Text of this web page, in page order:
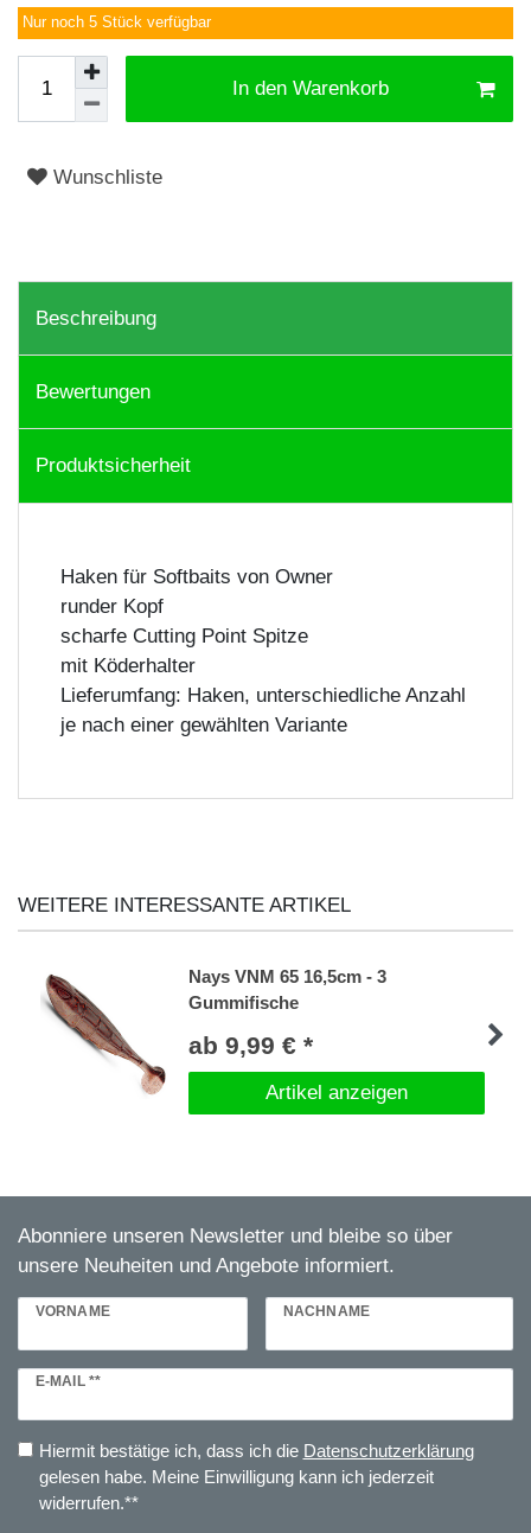
Nur noch 5 Stück verfügbar
In den Warenkorb
Wunschliste
Beschreibung
Bewertungen
Produktsicherheit
Haken für Softbaits von Owner
runder Kopf
scharfe Cutting Point Spitze
mit Köderhalter
Lieferumfang: Haken, unterschiedliche Anzahl
je nach einer gewählten Variante
WEITERE INTERESSANTE ARTIKEL
Nays VNM 65 16,5cm - 3
Gummifische
ab 9,99 € *
Artikel anzeigen
Abonniere unseren Newsletter und bleibe so über
unsere Neuheiten und Angebote informiert.
VORNAME NACHNAME
E-MAIL **
Newsletter
Hiermit bestätige ich, dass ich die Daten­schutz­erklärung
gelesen habe. Meine Einwilligung kann ich jederzeit
widerrufen.**